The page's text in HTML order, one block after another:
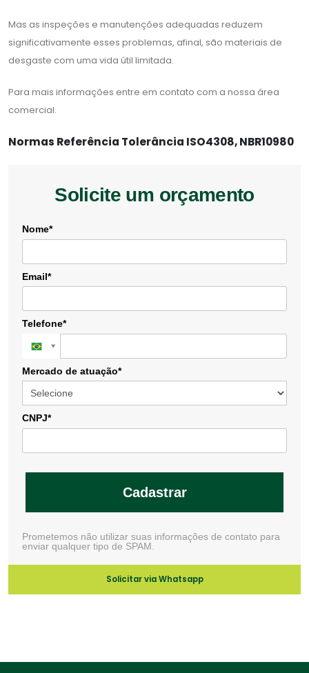
Mas as inspeções e manutenções adequadas reduzem
significativamente esses problemas, afinal, são materiais de
desgaste com uma vida útil limitada.
Para mais informações entre em contato com a nossa área
comercial.
Normas Referência Tolerância ISO4308, NBR10980
Solicite um orçamento
Nome*
Email*
Telefone*
Mercado de atuação*
CNPJ*
Cadastrar
Prometemos não utilizar suas informações de contato para
enviar qualquer tipo de SPAM.
Solicitar via Whatsapp